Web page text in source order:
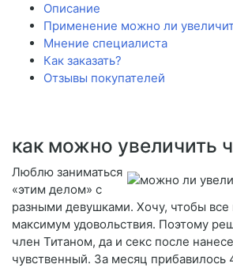
Описание
Применение можно ли
Мнение специалиста
Как заказать?
Отзывы покупателей
как можно увеличить
Люблю заниматься
«этим делом» с
разными девушками. Хочу, чтобы все
максимум удовольствия. Поэтому
член Титаном, да и секс после
чувственный. За месяц прибавилось